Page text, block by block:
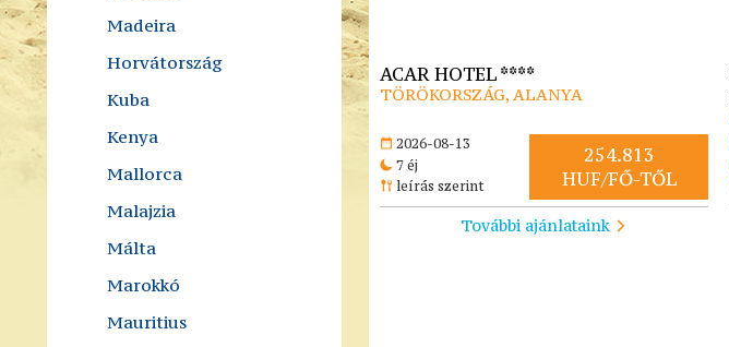
Madeira
Horvátország
Kuba
Kenya
Mallorca
Malajzia
Málta
Marokkó
Mauritius
ACAR HOTEL ****
TÖRÖKORSZÁG, ALANYA
2026-08-13
7 éj
leírás szerint
254.813
HUF/FŐ-TŐL
További ajánlataink